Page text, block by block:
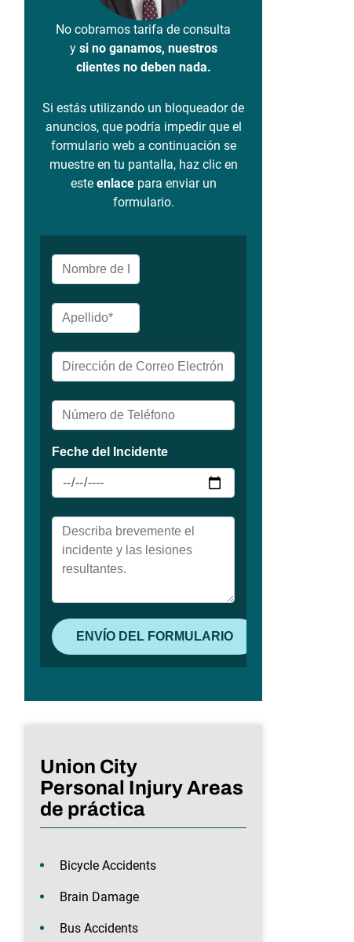
No cobramos tarifa de consulta
y si no ganamos, nuestros
clientes no deben nada.
Si estás utilizando un bloqueador de
anuncios, que podría impedir que el
formulario web a continuación se
muestre en tu pantalla, haz clic en
este enlacepara enviar un
formulario.
Union City
Personal Injury Areas
de práctica
Bicycle Accidents
Brain Damage
Bus Accidents